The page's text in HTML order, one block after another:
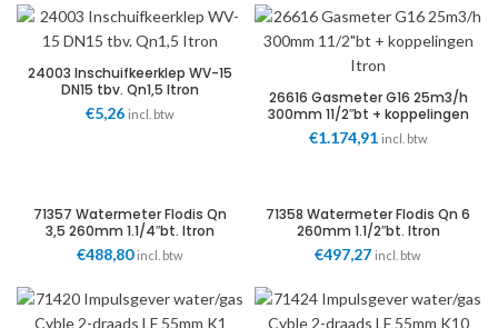
24003 Inschuifkeerklep WV-15
DN15 tbv. Qn1,5 Itron
€5,26 incl. btw
26616 Gasmeter G16 25m3/h
300mm 11/2″bt + koppelingen
Itron
€1.174,91 incl. btw
71357 Watermeter Flodis Qn
3,5 260mm 1.1/4″bt. Itron
€488,80 incl. btw
71358 Watermeter Flodis Qn 6
260mm 1.1/2″bt. Itron
€497,27 incl. btw